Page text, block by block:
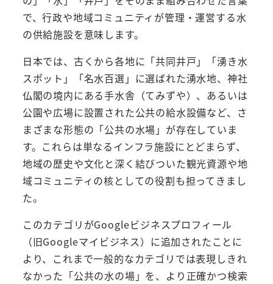
で、行政や地域コミュニティが管理・運営する水
の供給施設を意味します。
日本では、古くから各地に「共同井戸」「湧き水
スポット」「名水百選」に選ばれた湧水地、神社
仏閣の境内にある手水舎（てみずや）、あるいは
公園や広場に設置された公共の給水設備など、さ
まざまな形態の「公共の水場」が存在していま
す。これらは単なるインフラ施設にとどまらず、
地域の歴史や文化と深く結びついた観光資源や地
域コミュニティの核としての役割も担ってきまし
た。
このカテゴリがGoogleビジネスプロフィール
（旧Googleマイビジネス）に追加されたことに
より、これまで一般的なカテゴリでは表現しきれ
なかった「公共の水の場」を、より正確かつ検索